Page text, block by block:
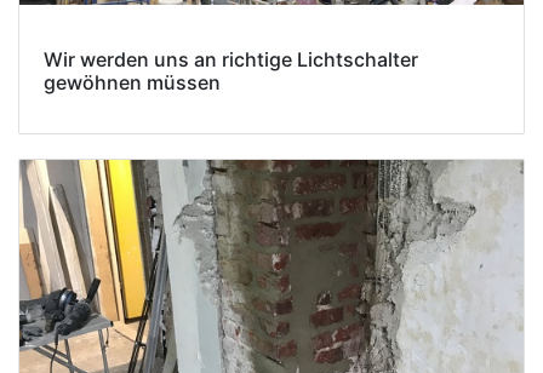
Wir werden uns an richtige Lichtschalter
gewöhnen müssen